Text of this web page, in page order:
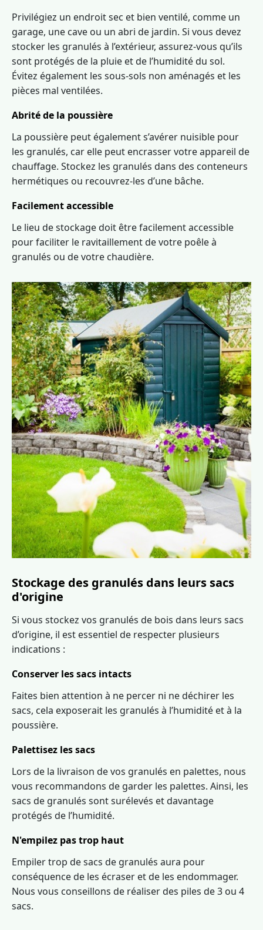
Privilégiez un endroit sec et bien ventilé, comme un
garage, une cave ou un abri de jardin. Si vous devez
stocker les granulés à l’extérieur, assurez-vous qu’ils
sont protégés de la pluie et de l’humidité du sol.
Évitez également les sous-sols non aménagés et les
pièces mal ventilées.
Abrité de la poussière
La poussière peut également s’avérer nuisible pour
les granulés, car elle peut encrasser votre appareil de
chauffage. Stockez les granulés dans des conteneurs
hermétiques ou recouvrez-les d’une bâche.
Facilement accessible
Le lieu de stockage doit être facilement accessible
pour faciliter le ravitaillement de votre poêle à
granulés ou de votre chaudière.
Stockage des granulés dans leurs sacs
d'origine
Si vous stockez vos granulés de bois dans leurs sacs
d’origine, il est essentiel de respecter plusieurs
indications :
Conserver les sacs intacts
Faites bien attention à ne percer ni ne déchirer les
sacs, cela exposerait les granulés à l’humidité et à la
poussière.
Palettisez les sacs
Lors de la livraison de vos granulés en palettes, nous
vous recommandons de garder les palettes. Ainsi, les
sacs de granulés sont surélevés et davantage
protégés de l’humidité.
N'empilez pas trop haut
Empiler trop de sacs de granulés aura pour
conséquence de les écraser et de les endommager.
Nous vous conseillons de réaliser des piles de 3 ou 4
sacs.